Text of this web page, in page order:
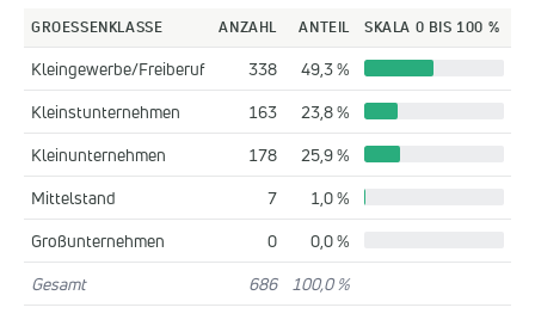
GROESSENKLASSE ANZAHL ANTEIL SKALA 0 BIS 100 %
Kleingewerbe/Freiberuf 338
49,3 %
Kleinstunternehmen
163
23,8 %
Kleinunternehmen
178
25,9 %
Mittelstand
7
1,0 %
Großunternehmen
0
0,0 %
Gesamt
686 100,0 %